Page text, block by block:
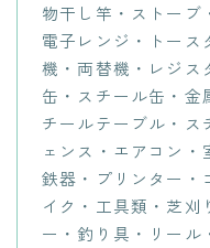
物干し竿・ストーブ
電子レンジ・トース
機・両替機・レジス
缶・スチール缶・金
チールテーブル・ス
ェンス・エアコン・
鉄器・プリンター・
イク・工具類・芝刈
ー・釣り具・リール